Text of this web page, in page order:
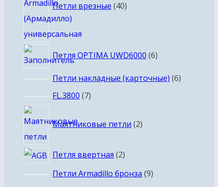
Петли врезные 40
Петля OPTIMA UWD6000 66
Петли накладные (карточные) 66
FL.3800 77
Маятниковые петли 2товара
Петля ввертная 22
товара
Петли Armadillo бронза 99